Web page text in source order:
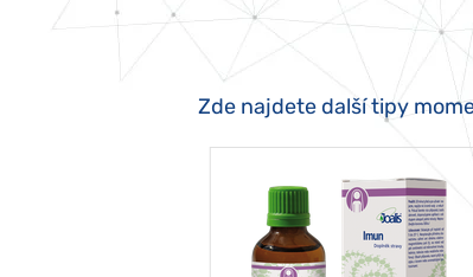
Zde najdete další tipy